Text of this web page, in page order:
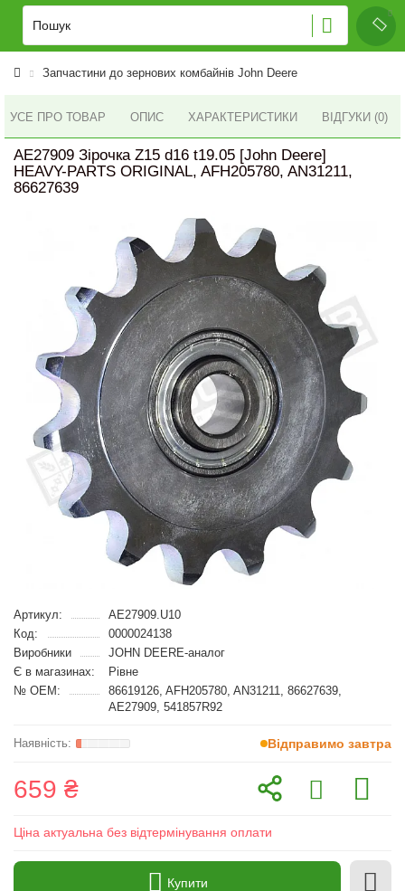
Запчастини до зернових комбайнів John Deere
УСЕ ПРО ТОВАР ОПИС ХАРАКТЕРИСТИКИ ВІДГУКИ (0)
AE27909 Зірочка Z15 d16 t19.05 [John Deere]
HEAVY-PARTS ORIGINAL, AFH205780, AN31211,
86627639
Артикул:
AE27909.U10
Код:
0000024138
Виробники
JOHN DEERE-аналог
Є в магазинах:
Рівне
№ OEM:
86619126, AFH205780, AN31211, 86627639,
AE27909, 541857R92
Відправимо завтра
659 ₴
Ціна актуальна без відтермінування оплати
Купити